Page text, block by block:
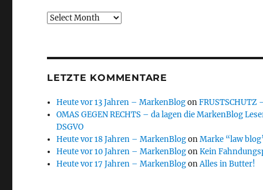
Archive
LETZTE KOMMENTARE
Heute vor 13 Jahren – MarkenBlogon
OMAS GEGEN RECHTS – da lagen die MarkenBlog
DSGVO
Heute vor 18 Jahren – MarkenBlogonMarke “law
Heute vor 10 Jahren – MarkenBlogonKein
Heute vor 17 Jahren – MarkenBlogonAlles in Butter!